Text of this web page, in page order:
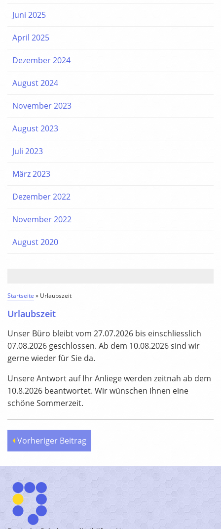
Juni 2025
April 2025
Dezember 2024
August 2024
November 2023
August 2023
Juli 2023
März 2023
Dezember 2022
November 2022
August 2020
Startseite » Urlaubszeit
Urlaubszeit
Unser Büro bleibt vom 27.07.2026 bis einschliesslich
07.08.2026 geschlossen. Ab dem 10.08.2026 sind wir
gerne wieder für Sie da.
Unsere Antwort auf Ihr Anliege werden zeitnah ab dem
10.8.2026 beantwortet. Wir wünschen Ihnen eine
schöne Sommerzeit.
Vorheriger Beitrag